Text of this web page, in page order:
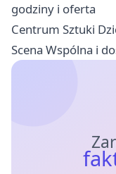
godziny i oferta
Centrum Sztuki
Scena Wspólna i